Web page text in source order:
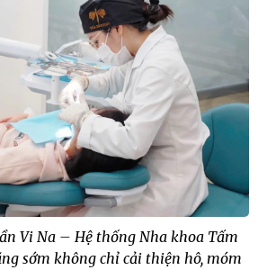
Vi Na – Hệ thống Nha khoa Tấm
sớm không chỉ cải thiện hô, móm